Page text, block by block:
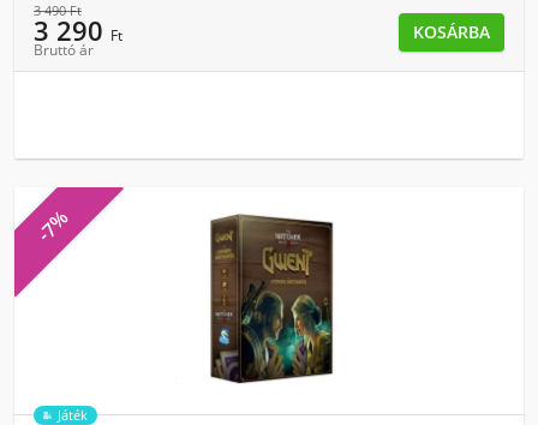
3 490Ft
3 290 Ft
Bruttó ár
KOSÁRBA
-7%
Játék